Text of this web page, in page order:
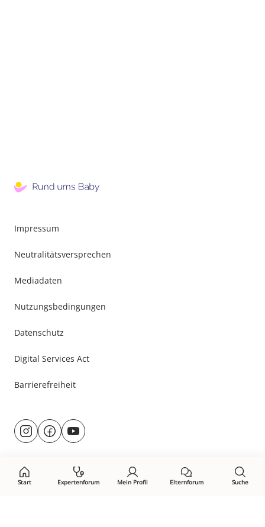
Start Expertenforum Mein Profil Elternforum Suche
Impressum
Neutralitätsversprechen
Mediadaten
Nutzungsbedingungen
Datenschutz
Digital Services Act
Barrierefreiheit
Besuche
uns@rund.ums.baby
facebook.com/rundumsbaby.de
youtube.com/@rundumsbaby_